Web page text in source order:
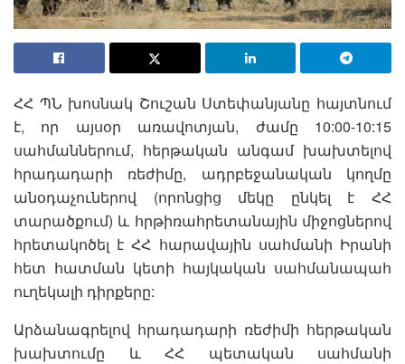
ՀՀ ՊՆ խոսնակ Շուշան Ստեփանյանը հայտնում
է, որ այսօր առավոտյան, ժամը 10:00-10:15
սահմաններում, հերթական անգամ խախտելով
հրադադարի ռեժիմը, ադրբեջանական կողմը
անօդաչուներով (որոնցից մեկը ընկել է ՀՀ
տարածքում) և հրթիռահրետանային միջոցներով
հրետակոծել է ՀՀ հարավային սահմանի Իրանի
հետ հատման կետի հայկական սահմանապահ
ուղեկալի դիրքերը:
Արձանագրելով հրադադարի ռեժիմի հերթական
խախտումը և ՀՀ պետական սահմանի